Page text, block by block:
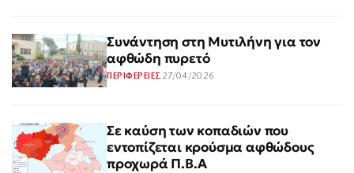
Συνάντηση στη Μυτιλήνη για τον
αφθώδη πυρετό
ΠΕΡΙΦΕΡΕΙΕΣ 27/04/2026
Σε καύση των κοπαδιών που
εντοπίζεται κρούσμα αφθώδους
προχωρά Π.Β.Α